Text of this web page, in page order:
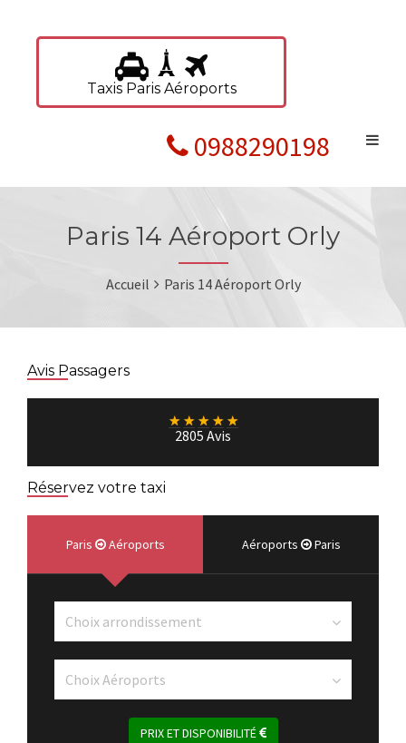
Taxis Paris Aéroports
0988290198
Paris 14 Aéroport Orly
Accueil Paris 14 Aéroport Orly
Avis Passagers
★ ★ ★ ★ ★
2805 Avis
Réservez votre taxi
Paris Aéroports Aéroports Paris
PRIX ET DISPONIBILITÉ